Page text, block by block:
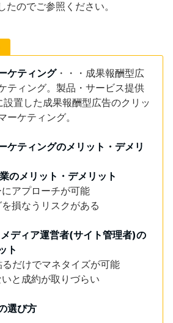
のでご参照ください。
ケティング・・・成果報酬型広
ティング。製品・サービス提供
置した成果報酬型広告のクリッ
ーケティング。
ケティングのメリット・デメリ
のメリット・デメリット
アプローチが可能
損なうリスクがある
ディア運営者(サイト管理者)の
ト
だけでマネタイズが可能
と成約が取りづらい
選び方